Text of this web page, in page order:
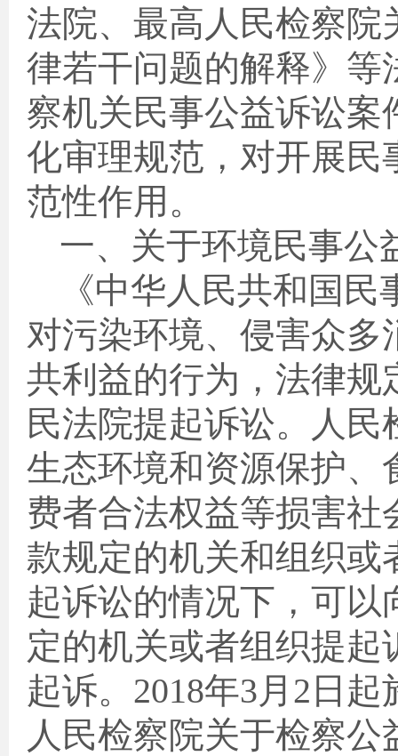
法院、最高人民检察
律若干问题的解释》等
察机关民事公益诉讼
化审理规范，对开展民
范性作用。
一、关于环境民事公
《中华人民共和国
对污染环境、侵害众
共利益的行为，法律规
民法院提起诉讼。人
生态环境和资源保护、
费者合法权益等损害
款规定的机关和组织
起诉讼的情况下，可
定的机关或者组织提
起诉。 2018年3月 2 日起
人民检察院关于检察